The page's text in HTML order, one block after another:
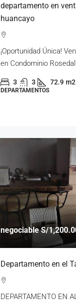
departamento en
huancayo
¡Oportunidad Única!
en Condominio
3 3 72.9 m2
DEPARTAMENTOS
negociableS/
Departamento en el
DEPARTAMENTO EN